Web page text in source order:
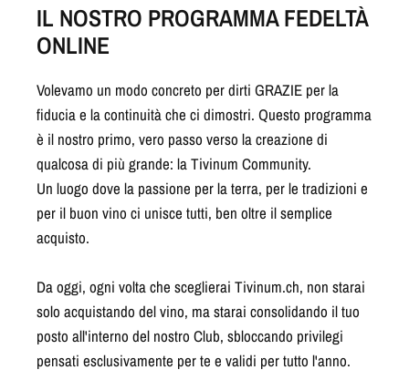
IL NOSTRO PROGRAMMA FEDELTÀ
ONLINE
Volevamo un modo concreto per dirti GRAZIE per la
fiducia e la continuità che ci dimostri. Questo programma
è il nostro primo, vero passo verso la creazione di
qualcosa di più grande: la Tivinum Community.
Un luogo dove la passione per la terra, per le tradizioni e
per il buon vino ci unisce tutti, ben oltre il semplice
acquisto.
Da oggi, ogni volta che sceglierai Tivinum.ch, non starai
solo acquistando del vino, ma starai consolidando il tuo
posto all'interno del nostro Club, sbloccando privilegi
pensati esclusivamente per te e validi per tutto l'anno.